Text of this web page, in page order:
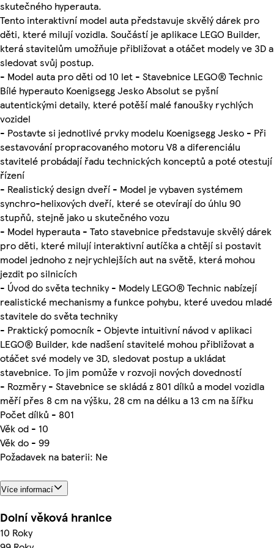
skutečného hyperauta.
Tento interaktivní model auta představuje skvělý dárek pro
děti, které milují vozidla. Součástí je aplikace LEGO Builder,
která stavitelům umožňuje přibližovat a otáčet modely ve 3D a
sledovat svůj postup.
- Model auta pro děti od 10 let - Stavebnice LEGO® Technic
Bílé hyperauto Koenigsegg Jesko Absolut se pyšní
autentickými detaily, které potěší malé fanoušky rychlých
vozidel
- Postavte si jednotlivé prvky modelu Koenigsegg Jesko - Při
sestavování propracovaného motoru V8 a diferenciálu
stavitelé probádají řadu technických konceptů a poté otestují
řízení
- Realistický design dveří - Model je vybaven systémem
synchro-helixových dveří, které se otevírají do úhlu 90
stupňů, stejně jako u skutečného vozu
- Model hyperauta - Tato stavebnice představuje skvělý dárek
pro děti, které milují interaktivní autíčka a chtějí si postavit
model jednoho z nejrychlejších aut na světě, která mohou
jezdit po silnicích
- Úvod do světa techniky - Modely LEGO® Technic nabízejí
realistické mechanismy a funkce pohybu, které uvedou mladé
stavitele do světa techniky
- Praktický pomocník - Objevte intuitivní návod v aplikaci
LEGO® Builder, kde nadšení stavitelé mohou přibližovat a
otáčet své modely ve 3D, sledovat postup a ukládat
stavebnice. To jim pomůže v rozvoji nových dovedností
- Rozměry - Stavebnice se skládá z 801 dílků a model vozidla
měří přes 8 cm na výšku, 28 cm na délku a 13 cm na šířku
Počet dílků - 801
Věk od - 10
Věk do - 99
Požadavek na baterii: Ne
Více informací
Dolní věková hranice
10 Roky